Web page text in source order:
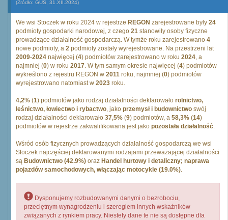
(Źródło: GUS, 31.XII.2024)
We wsi Stoczek w roku 2024 w rejestrze REGON zarejestrowane były 24
podmioty gospodarki narodowej, z czego 21 stanowiły osoby fizyczne
prowadzące działalność gospodarczą. W tymże roku zarejestrowano 4
nowe podmioty, a 2 podmioty zostały wyrejestrowane. Na przestrzeni lat
2009-2024 najwięcej (4) podmiotów zarejestrowano w roku 2024, a
najmniej (0) w roku 2017. W tym samym okresie najwięcej (4) podmiotów
wykreślono z rejestru REGON w 2011 roku, najmniej (0) podmiotów
wyrejestrowano natomiast w 2023 roku.
4,2% (1) podmiotów jako rodzaj działalności deklarowało rolnictwo,
leśnictwo, łowiectwo i rybactwo, jako przemysł i budownictwo swój
rodzaj działalności deklarowało 37,5% (9) podmiotów, a 58,3% (14)
podmiotów w rejestrze zakwalifikowana jest jako pozostała działalność.
Wśród osób fizycznych prowadzących działalność gospodarczą we wsi
Stoczek najczęściej deklarowanymi rodzajami przeważającej działalności
są Budownictwo (42.9%) oraz Handel hurtowy i detaliczny; naprawa
pojazdów samochodowych, włączając motocykle (19.0%).
Dysponujemy rozbudowanymi danymi o bezrobociu,
przeciętnym wynagrodzeniu i szeregiem innych wskaźników
związanych z rynkiem pracy. Niestety dane te nie są dostępne dla